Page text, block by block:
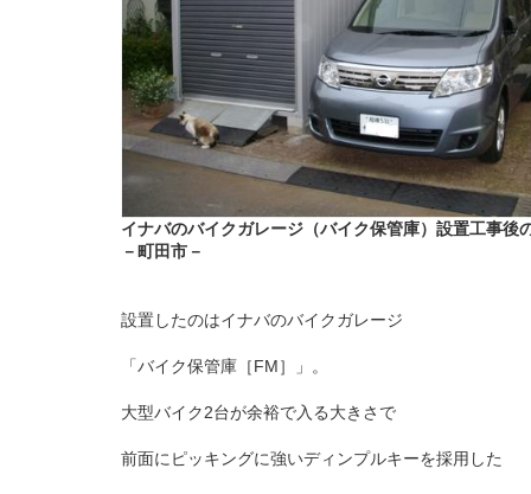
イナバのバイクガレージ（バイク保管庫）設置工事後
－町田市－
設置したのはイナバのバイクガレージ
「バイク保管庫［FM］」。
大型バイク2台が余裕で入る大きさで
前面にピッキングに強いディンプルキーを採用した